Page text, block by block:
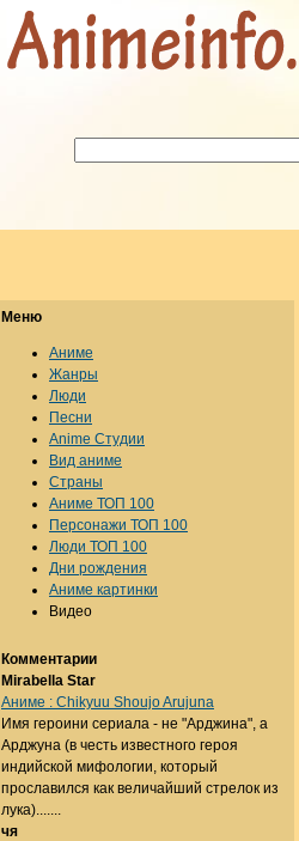
Меню
Аниме
Жанры
Люди
Песни
Anime Студии
Вид аниме
Страны
Аниме ТОП 100
Персонажи ТОП 100
Люди ТОП 100
Дни рождения
Аниме картинки
Видео
Комментарии
Mirabella Star
Аниме : Chikyuu Shoujo Arujuna
Имя героини сериала - не "Арджина", а
Арджуна (в честь известного героя
индийской мифологии, который
прославился как величайший стрелок из
лука).......
чя